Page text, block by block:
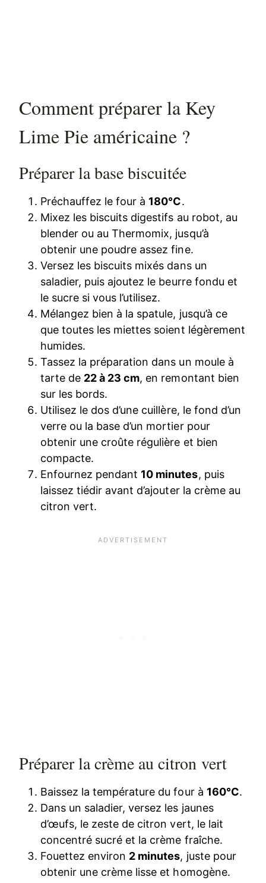
Comment préparer la Key
Lime Pie américaine ?
Préparer la base biscuitée
Préchauffez le four à 180°C.
Mixez les biscuits digestifs au robot, au
blender ou au Thermomix, jusqu’à
obtenir une poudre assez fine.
Versez les biscuits mixés dans un
saladier, puis ajoutez le beurre fondu et
le sucre si vous l’utilisez.
Mélangez bien à la spatule, jusqu’à ce
que toutes les miettes soient légèrement
humides.
Tassez la préparation dans un moule à
tarte de 22 à 23 cm, en remontant bien
sur les bords.
Utilisez le dos d’une cuillère, le fond d’un
verre ou la base d’un mortier pour
obtenir une croûte régulière et bien
compacte.
Enfournez pendant 10 minutes, puis
laissez tiédir avant d’ajouter la crème au
citron vert.
Préparer la crème au citron vert
Baissez la température du four à 160°C.
Dans un saladier, versez les jaunes
d’œufs, le zeste de citron vert, le lait
concentré sucré et la crème fraîche.
Fouettez environ 2 minutes, juste pour
obtenir une crème lisse et homogène.